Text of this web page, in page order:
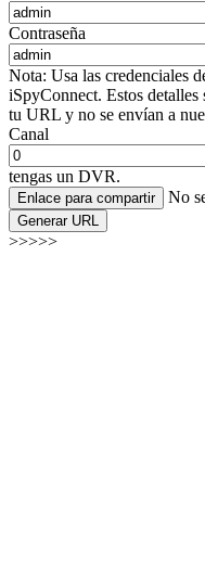
Contraseña
Nota: Usa las credenciales
iSpyConnect. Estos
tu URL y no se envían a
Canal
tengas un DVR.
Enlace para compartir No
Generar URL
>>>>>